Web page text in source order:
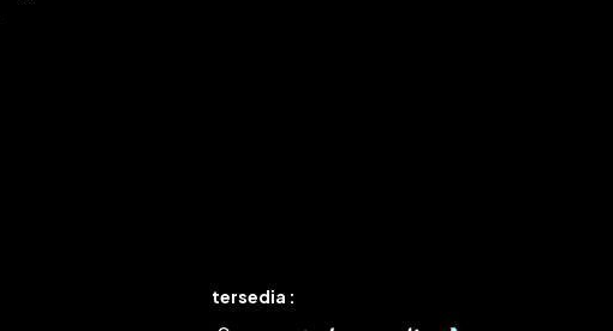
tersedia :